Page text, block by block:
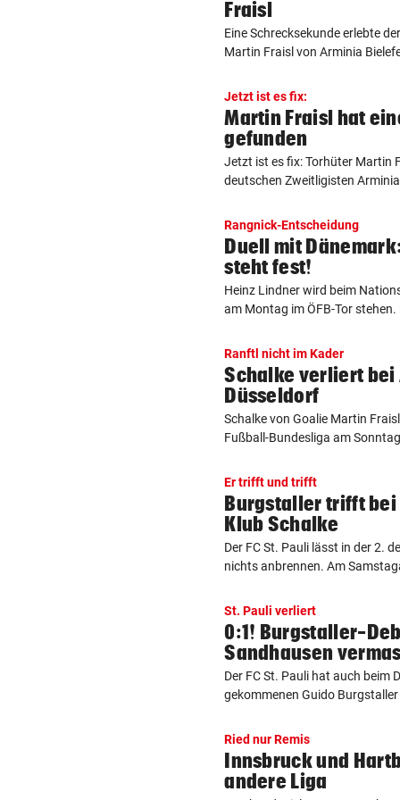
Fraisl
Eine Schrecksekunde erlebte
Martin Fraisl von Arminia
Jetzt ist es fix:
Martin Fraisl hat
gefunden
Jetzt ist es fix: Torhüter Martin
deutschen Zweitligisten
Rangnick-Entscheidung
Duell mit
steht fest!
Heinz Lindner wird beim
am Montag im ÖFB-Tor stehen.
Ranftl nicht im Kader
Schalke verliert
Düsseldorf
Schalke von Goalie Martin
Fußball-Bundesliga am
Er trifft und trifft
Burgstaller trifft bei
Klub Schalke
Der FC St. Pauli lässt in der 2.
nichts anbrennen. Am
St. Pauli verliert
0:1! Burgstaller-
Sandhausen
Der FC St. Pauli hat auch beim
gekommenen Guido
Ried nur Remis
Innsbruck und
andere Liga